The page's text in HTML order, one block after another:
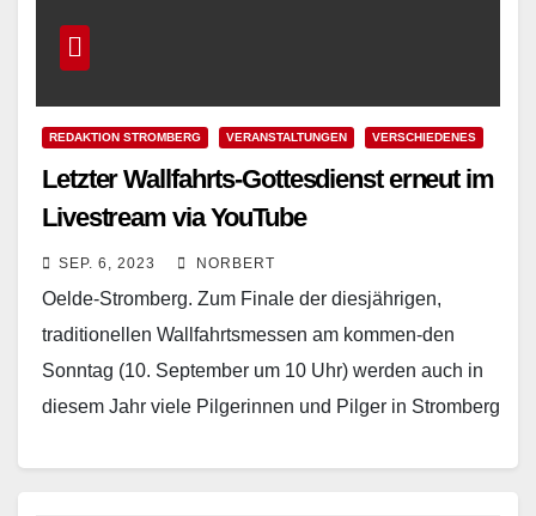
REDAKTION STROMBERG VERANSTALTUNGEN VERSCHIEDENES
Letzter Wallfahrts-Gottesdienst erneut im
Livestream via YouTube
SEP. 6, 2023 NORBERT
Oelde-Stromberg. Zum Finale der diesjährigen,
traditionellen Wallfahrtsmessen am kommen-den
Sonntag (10. September um 10 Uhr) werden auch in
diesem Jahr viele Pilgerinnen und Pilger in Stromberg